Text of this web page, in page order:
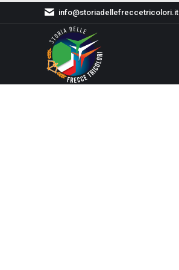
info@storiadellefreccetricolori.it